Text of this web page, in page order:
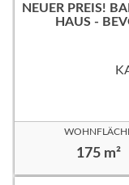
NEUER PREIS!
HAUS -
175 m²